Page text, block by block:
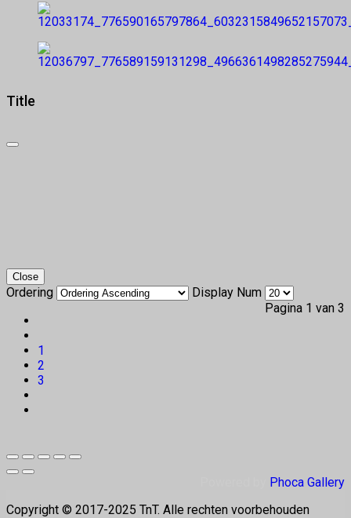
Title
Close
Ordering
Display Num
Pagina 1 van 3
1
2
3
Phoca Gallery
Copyright © 2017-2025 TnT. Alle rechten voorbehouden